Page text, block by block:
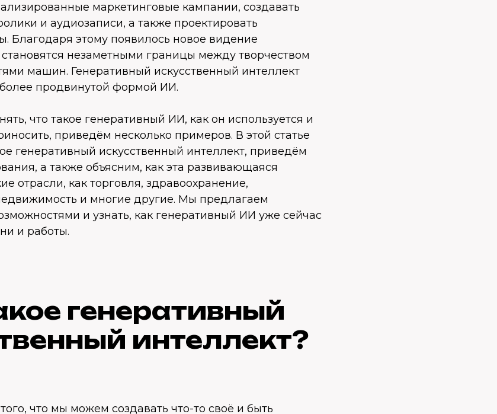
маркетинговые кампании, создавать
и аудиозаписи, а также проектировать
Благодаря этому появилось новое видение
становятся незаметными границы между творчеством
машин. Генеративный искусственный интеллект
продвинутой формой ИИ.
что такое генеративный ИИ, как он используется и
приведём несколько примеров. В этой статье
генеративный искусственный интеллект, приведём
а также объясним, как эта развивающаяся
отрасли, как торговля, здравоохранение,
и многие другие. Мы предлагаем
и узнать, как генеративный ИИ уже сейчас
и работы.
генеративный
интеллект?
что мы можем создавать что-то своё и быть